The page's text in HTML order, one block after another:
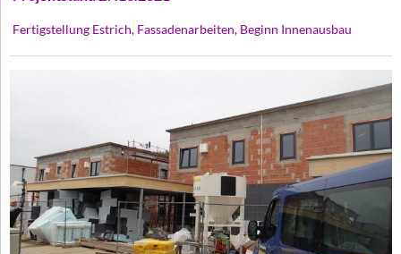
Fertigstellung Estrich, Fassadenarbeiten, Beginn Innenausbau